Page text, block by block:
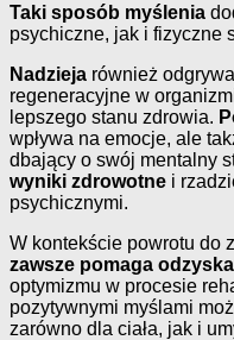
Taki sposób myślenia
psychiczne, jak i fizyczne
Nadzieja również
regeneracyjne w
lepszego stanu zdrowia.
wpływa na emocje, ale
dbający o swój mentalny
wyniki zdrowotne i
psychicznymi.
W kontekście powrotu do
zawsze pomaga
optymizmu w procesie
pozytywnymi myślami
zarówno dla ciała, jak i